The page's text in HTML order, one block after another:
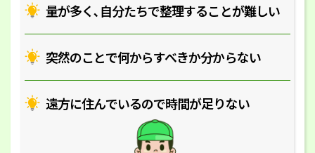
量が多く､自分たちで整理することが難しい
突然のことで何からすべきか分からない
遠方に住んでいるので時間が足りない